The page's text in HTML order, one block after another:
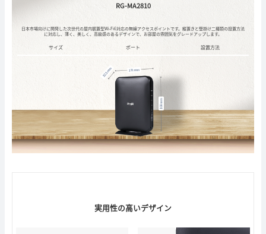
RG-MA2810
日本市場向けに開発した次世代の屋内据置型Wi-Fi6対応の無線アクセスポイントです。縦置きと壁掛け二種類の設置方法
に対応し、 薄く、美しく、高級感のあるデザインで、お部屋の雰囲気をグレードアップします。
サイズ ポート 設置方法
実用性の高いデザイン